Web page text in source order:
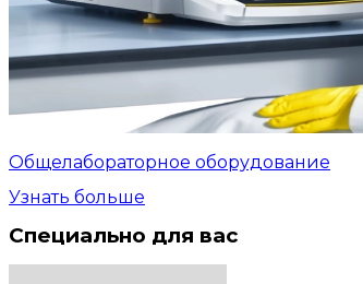
Общелабораторное оборудование
Узнать больше
Специально для вас